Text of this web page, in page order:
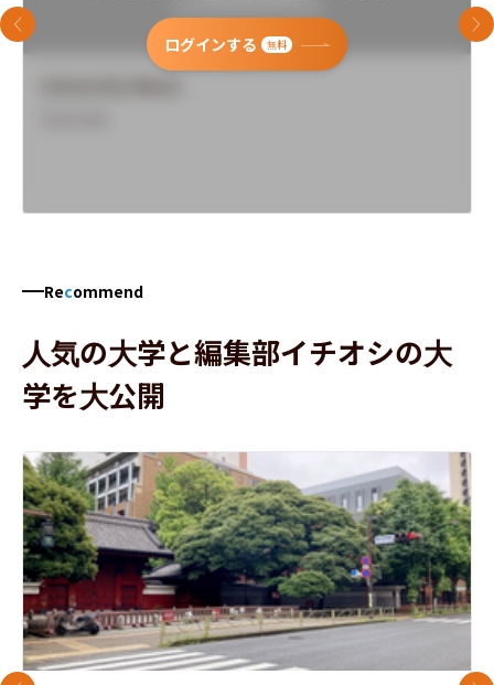
ログインする 無料
前のスライド 次
Recommend
人気の大学と編集部イチオシの大
学を大公開